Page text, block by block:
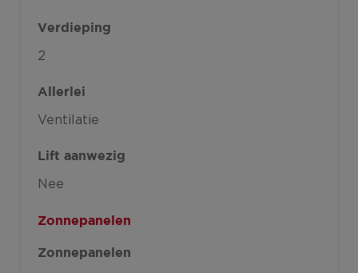
Verdieping
2
Allerlei
Ventilatie
Lift aanwezig
Nee
Zonnepanelen
Zonnepanelen